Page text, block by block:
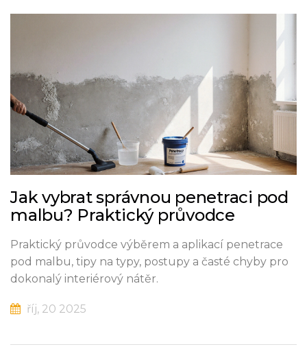
Jak vybrat správnou penetraci pod
malbu? Praktický průvodce
Praktický průvodce výběrem a aplikací penetrace
pod malbu, tipy na typy, postupy a časté chyby pro
dokonalý interiérový nátěr.
říj, 20 2025